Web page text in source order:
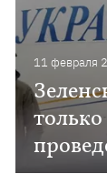
11 февраля